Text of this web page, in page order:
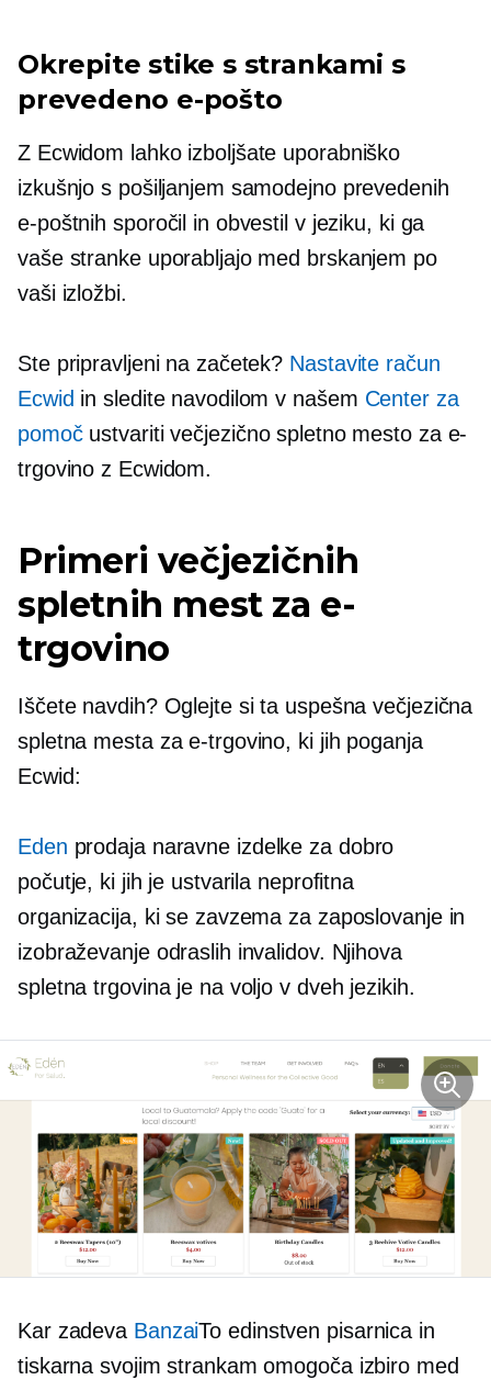
Okrepite stike s strankami s
prevedeno e-pošto
Z Ecwidom lahko izboljšate uporabniško
izkušnjo s pošiljanjem samodejno prevedenih
e-poštnih sporočil in obvestil v jeziku, ki ga
vaše stranke uporabljajo med brskanjem po
vaši izložbi.
Ste pripravljeni na začetek? Nastavite račun
Ecwid in sledite navodilom v našem Center za
pomočustvariti večjezično spletno mesto za e-
trgovino z Ecwidom.
Primeri večjezičnih
spletnih mest za e-
trgovino
Iščete navdih? Oglejte si ta uspešna večjezična
spletna mesta za e-trgovino, ki jih poganja
Ecwid:
Eden prodaja naravne izdelke za dobro
počutje, ki jih je ustvarila neprofitna
organizacija, ki se zavzema za zaposlovanje in
izobraževanje odraslih invalidov. Njihova
spletna trgovina je na voljo v dveh jezikih.
Kar zadeva BanzaiToedinstven pisarnica in
tiskarna svojim strankam omogoča izbiro med